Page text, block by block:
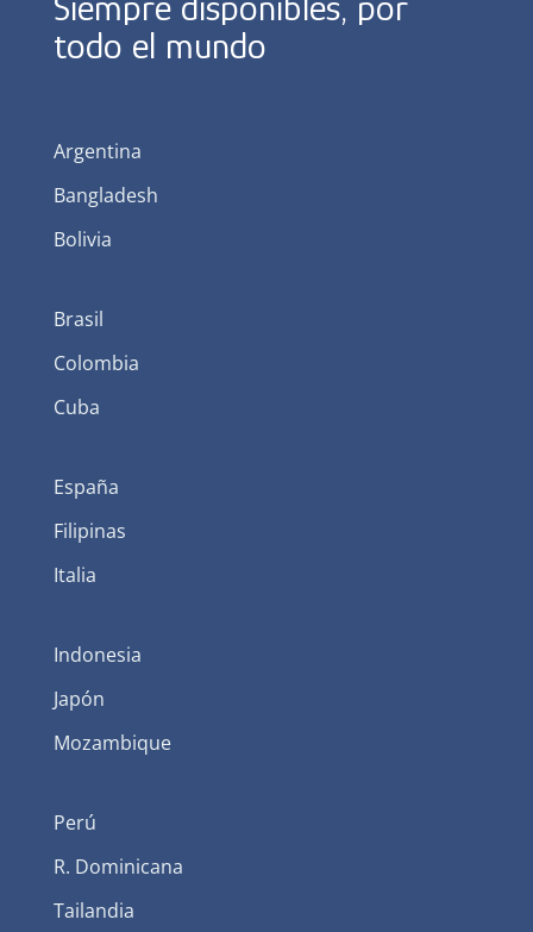
todo el mundo
Argentina
Bangladesh
Bolivia
Brasil
Colombia
Cuba
España
Filipinas
Italia
Indonesia
Japón
Mozambique
Perú
R. Dominicana
Tailandia